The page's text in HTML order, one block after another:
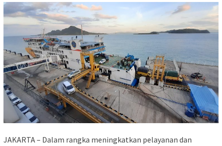
JAKARTA – Dalam rangka meningkatkan pelayanan dan